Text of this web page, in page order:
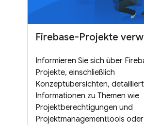
Firebase-Projekte
Informieren Sie sich über
Projekte, einschließlich
Konzeptübersichten,
Informationen zu Themen wie
Projektberechtigungen und
Projektmanagementtools